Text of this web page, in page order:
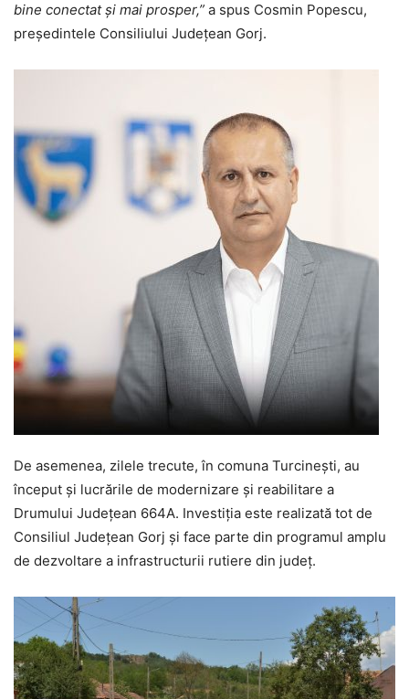
bine conectat și mai prosper,” a spus Cosmin Popescu,
președintele Consiliului Județean Gorj.
De asemenea, zilele trecute, în comuna Turcinești, au
început și lucrările de modernizare și reabilitare a
Drumului Județean 664A. Investiția este realizată tot de
Consiliul Județean Gorj și face parte din programul amplu
de dezvoltare a infrastructurii rutiere din județ.